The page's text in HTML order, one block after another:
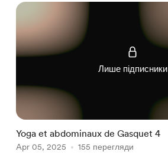
Лише підписники
Yoga et abdominaux de Gasquet 4
Apr 05, 2025 155 перегляди